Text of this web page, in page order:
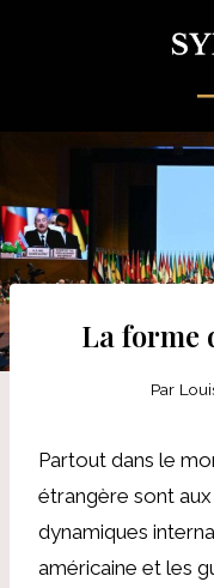
La forme
Par
Partout dans le
étrangère sont
dynamiques
américaine et les